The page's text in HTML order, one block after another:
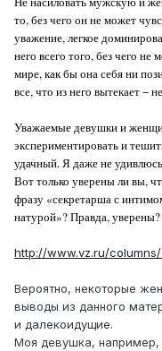
то, без чего он не может
уважение, легкое
него всего того, без чего
мире, как бы она себя ни
все, что из него вытекает −
Уважаемые девушки и
экспериментировать и
удачный. Я даже не
Вот только уверены ли вы,
фразу «секретарша с
натурой»? Правда,
http://www.vz.ru/columns/
Вероятно, некоторые
выводы из данного
и далекоидущие.
Моя девушка, например,